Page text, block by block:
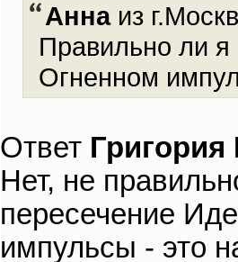
Аннаиз
Правильно ли я
Огненном
Ответ
Нет, не
пересечение
импульсы - это